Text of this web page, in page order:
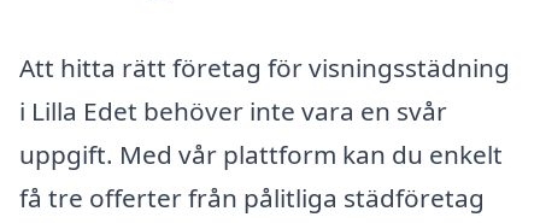
Att hitta rätt företag för visningsstädning
i Lilla Edet behöver inte vara en svår
uppgift. Med vår plattform kan du enkelt
få tre offerter från pålitliga städföretag